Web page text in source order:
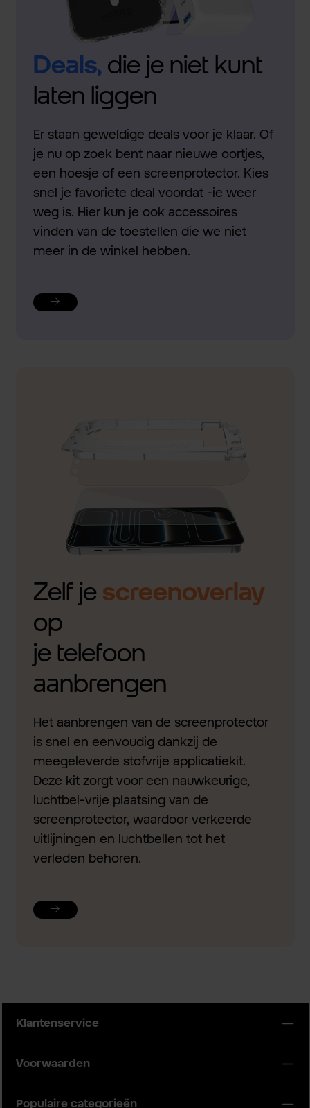
Deals,die je niet kunt
laten liggen
Er staan geweldige deals voor je klaar. Of
je nu op zoek bent naar nieuwe oortjes,
een hoesje of een screenprotector. Kies
snel je favoriete deal voordat -ie weer
weg is. Hier kun je ook accessoires
vinden van de toestellen die we niet
meer in de winkel hebben.
Zelf je screenoverlay
op
je telefoon
aanbrengen
Het aanbrengen van de screenprotector
is snel en eenvoudig dankzij de
meegeleverde stofvrije applicatiekit.
Deze kit zorgt voor een nauwkeurige,
luchtbel-vrije plaatsing van de
screenprotector, waardoor verkeerde
uitlijningen en luchtbellen tot het
verleden behoren.
Klantenservice
Voorwaarden
Populaire categorieën